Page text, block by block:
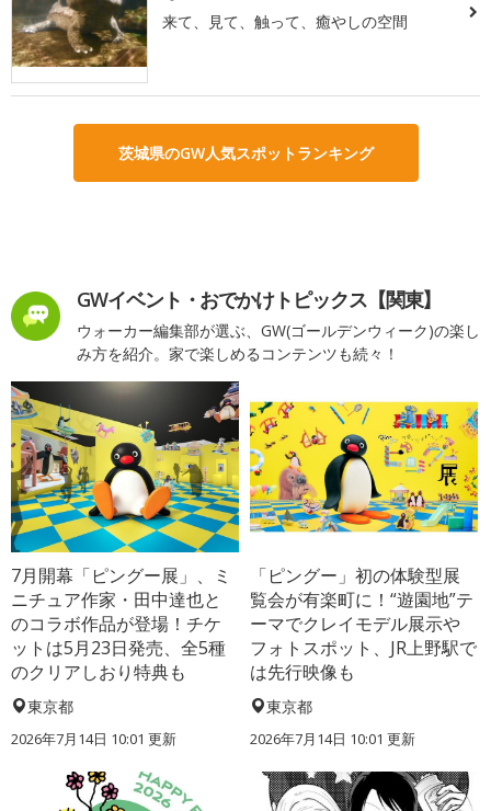
来て、見て、触って、癒やしの空間
茨城県のGW人気スポットランキング
GWイベント・おでかけトピックス【関東】
ウォーカー編集部が選ぶ、GW(ゴールデンウィーク)の楽し
み方を紹介。家で楽しめるコンテンツも続々！
7月開幕「ピングー展」、ミ
ニチュア作家・田中達也と
のコラボ作品が登場！チケ
ットは5月23日発売、全5種
のクリアしおり特典も
東京都
2026年7月14日 10:01 更新
「ピングー」初の体験型展
覧会が有楽町に！“遊園地”テ
ーマでクレイモデル展示や
フォトスポット、JR上野駅で
は先行映像も
東京都
2026年7月14日 10:01 更新